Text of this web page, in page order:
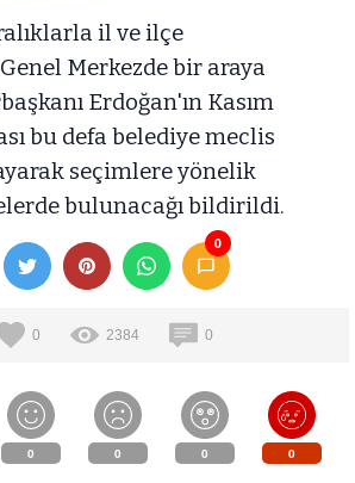
il ve ilçe
Merkezde bir araya
Erdoğan'ın Kasım
bu defa belediye meclis
seçimlere yönelik
bulunacağı bildirildi.
0
0 2384 0
0 0 0 0